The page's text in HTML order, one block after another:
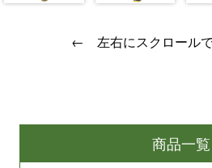
← 左右にスクロール
商品一覧